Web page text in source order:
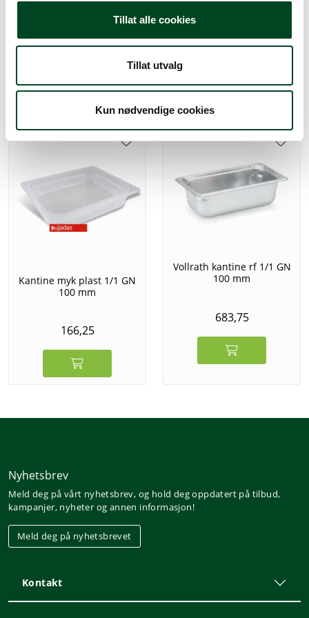
Tillat alle cookies
Tillat utvalg
Kun nødvendige cookies
497,50
PJ kantine 1/1 GN 100 mm
Kantine myk plast 1/1 GN
100 mm
166,25
Vollrath kantine rf 1/1 GN
100 mm
683,75
Nyhetsbrev
Meld deg på vårt nyhetsbrev, og hold deg oppdatert på tilbud,
kampanjer, nyheter og annen informasjon!
Meld deg på nyhetsbrevet
Kontakt